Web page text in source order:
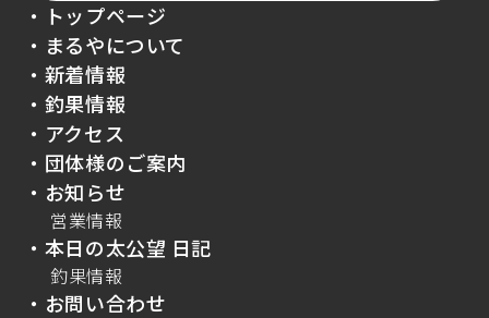
・トップページ
・まるやについて
・新着情報
・釣果情報
・アクセス
・団体様のご案内
・お知らせ
営業情報
・本日の太公望 日記
釣果情報
・お問い合わせ